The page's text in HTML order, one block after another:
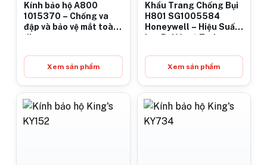
Kính bảo hộ A800
1015370 – Chống va
đập và bảo vệ mắt toàn
diện
Xem sản phẩm
Khẩu Trang Chống Bụi
H801 SG1005584
Honeywell – Hiệu Suất
Lọc Bụi Vượt Trội
Xem sản phẩm